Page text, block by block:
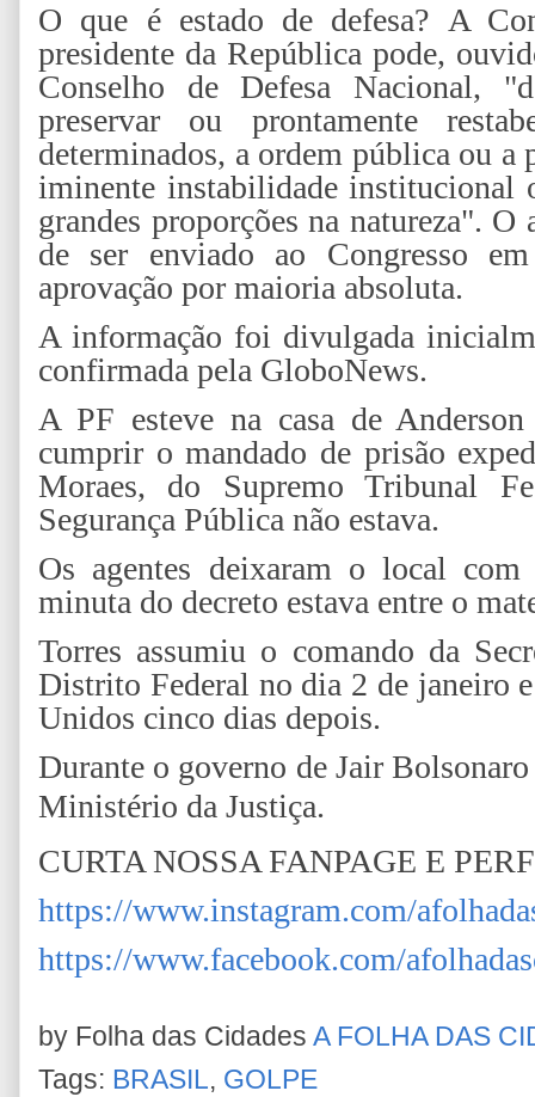
O que é estado de defesa? A
presidente da República pode,
Conselho de Defesa Nacional,
preservar ou prontamente
determinados, a ordem pública ou a
iminente instabilidade institucional
grandes proporções na natureza". O
de ser enviado ao Congresso
aprovação por maioria absoluta.
A informação foi divulgada
confirmada pela GloboNews.
A PF esteve na casa de
cumprir o mandado de prisão
Moraes, do Supremo Tribunal
Segurança Pública não estava.
Os agentes deixaram o local
minuta do decreto estava entre o
Torres assumiu o comando da
Distrito Federal no dia 2 de janeiro
Unidos cinco dias depois.
Durante o governo de Jair
Ministério da Justiça.
CURTA NOSSA FANPAGE E
https://www.instagram.com/
https://www.facebook.com/
by Folha das Cidades A FOLHA DAS
Tags: BRASIL, GOLPE